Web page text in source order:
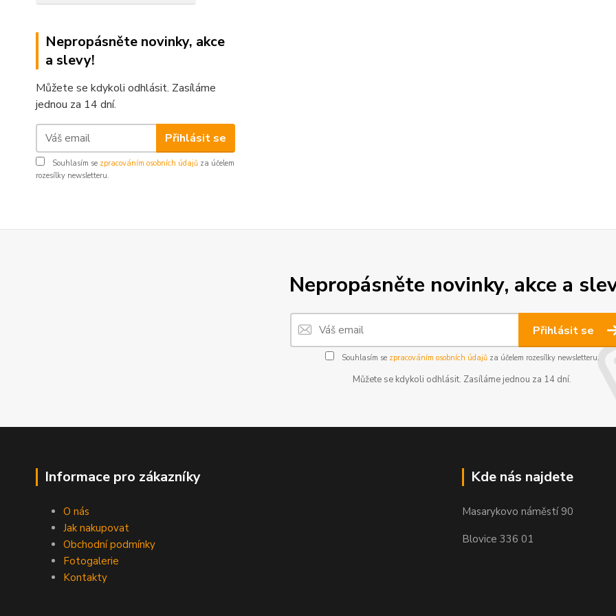
Nepropásněte novinky, akce
a slevy!
Můžete se kdykoli odhlásit. Zasíláme
jednou za 14 dní.
Přihlásit se
Souhlasím se zpracováním osobních údajů za účelem
rozesílky newsletteru.
Nepropásněte novinky, akce a
Přihlásit se
Souhlasím se zpracováním osobních údajůza účelem rozesílky newsletteru.
Můžete se kdykoli odhlásit. Zasíláme jednou za 14 dní.
Informace pro zákazníky
O nás
Jak nakupovat
Obchodní podmínky
Fotogalerie
Kontakty
Kde nás najdete
Masarykovo náměstí 90
Blovice 336 01